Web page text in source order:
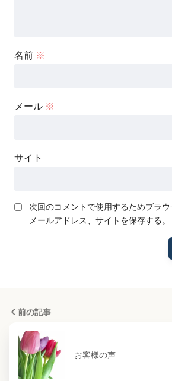
名前 ※
メール ※
サイト
次回のコメントで使用するためブラウ
メールアドレス、サイトを保存する。
前の記事
お客様の声